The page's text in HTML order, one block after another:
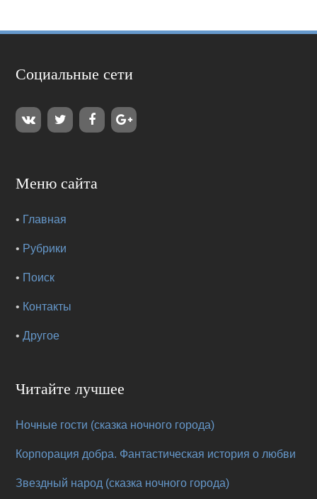
Социальные сети
Меню сайта
• Главная
• Рубрики
• Поиск
• Контакты
•Другое
Читайте лучшее
Ночные гости (сказка ночного города)
Корпорация добра. Фантастическая история о любви
Звездный народ (сказка ночного города)